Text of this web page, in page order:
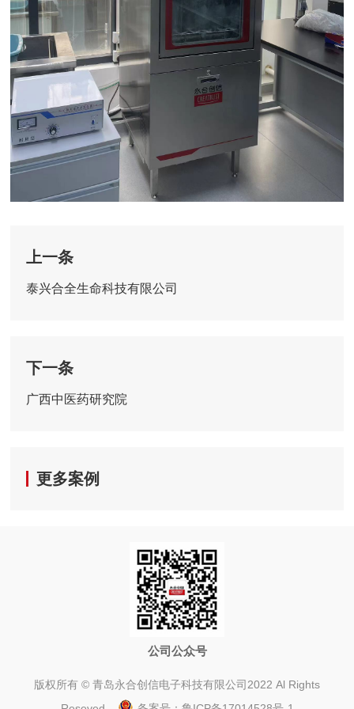
上一条
泰兴合全生命科技有限公司
下一条
广西中医药研究院
更多案例
公司公众号
版权所有 © 青岛永合创信电子科技有限公司2022 Al Rights